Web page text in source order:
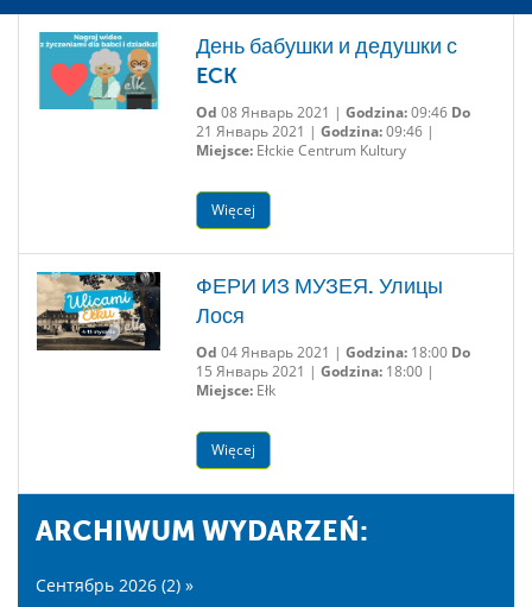
День бабушки и дедушки с
ECK
Od 08 Январь 2021 | Godzina:09:46 Do
21 Январь 2021 | Godzina:09:46 |
Miejsce:Ełckie Centrum Kultury
Więcej
ФЕРИ ИЗ МУЗЕЯ. Улицы
Лося
Od 04 Январь 2021 | Godzina:18:00 Do
15 Январь 2021 | Godzina:18:00 |
Miejsce:Ełk
Więcej
ARCHIWUM WYDARZEŃ:
Сентябрь 2026 (2) »